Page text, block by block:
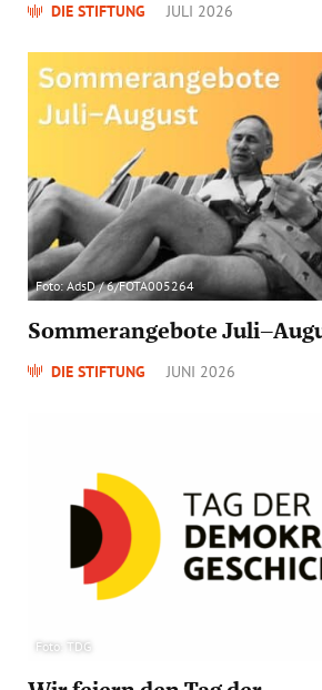
DIE STIFTUNG JULI 2026
Foto: AdsD / 6/FOTA005264
Sommerangebote
DIE STIFTUNG JUNI 2026
Foto: TDG